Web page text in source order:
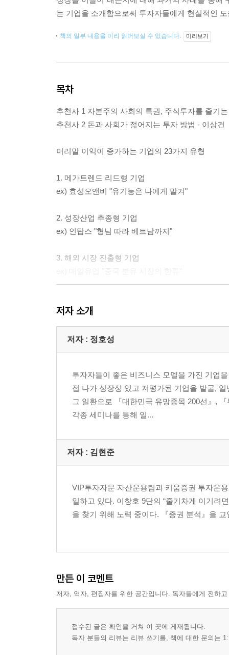
는 기업을 소개함으로써 투자자들에게 현실적인
책의 일부 내용을 미리 읽어보실 수 있습니다. 미리보기
목차
추천사 1 자본주의 사회의 특권, 주식투자를 즐기
추천사 2 돈과 사회가 젊어지는 투자 방법 - 이상건
머리말 이익이 증가하는 기업의 23가지 유형
1. 메가트렌드 리드형 기업
ex) 효성오앤비 "유기농은 나에게 맡겨"
2. 성장산업 추종형 기업
ex) 인탑스 "형님 따라 베트남까지"
3. 해외 시장 진출형 기업
ex) 화진 "이건 우리만 하는 거야"
5. 시장 통합형 기업
6. 히트상품 출시형 기업
ex) 컴투스 "서머너즈워 출시로 글로벌 게임사 발
7. 신규 사업형 기업
8. 원재료 가격 전가형 기업(경기순환주)
9. 원재료 가격 전가형 기업(경제적 해자)
ex) 한국쉘석유 "가격 전가의 우등생"
ex) SK하이닉스 "과점이 시작되다"
11. 한계 산업의 제품 가격 상승형 기업
ex) 대한약품 "진흙 속 숨은 진주"
ex) KT "명퇴 팍팍! "
저자 소개
저자 : 정호성
투자자들이 좋은 비즈니스 모델을 가진 기업
접 나가 성장성 있고 저평가된 기업을 발굴,
그 일환으로 『대한민국 유망종목 200선』,
각종 세미나를 통해 일...
저자 : 김현준
VIP투자자문 자산운용팀과 키움증권 투자운
일하고 있다. 이창호 9단의 “줄기차게 이기려
을 찾기 위해 노력 중이다. 『증권 분석』을
만든 이 코멘트
저자, 역자, 편집자를 위한 공간입니다. 독자들에게 전하
접수된 글은 확인을 거쳐 이 곳에 게재됩니다.
독자 분들의 리뷰는 리뷰 쓰기를, 책에 대한 문의는